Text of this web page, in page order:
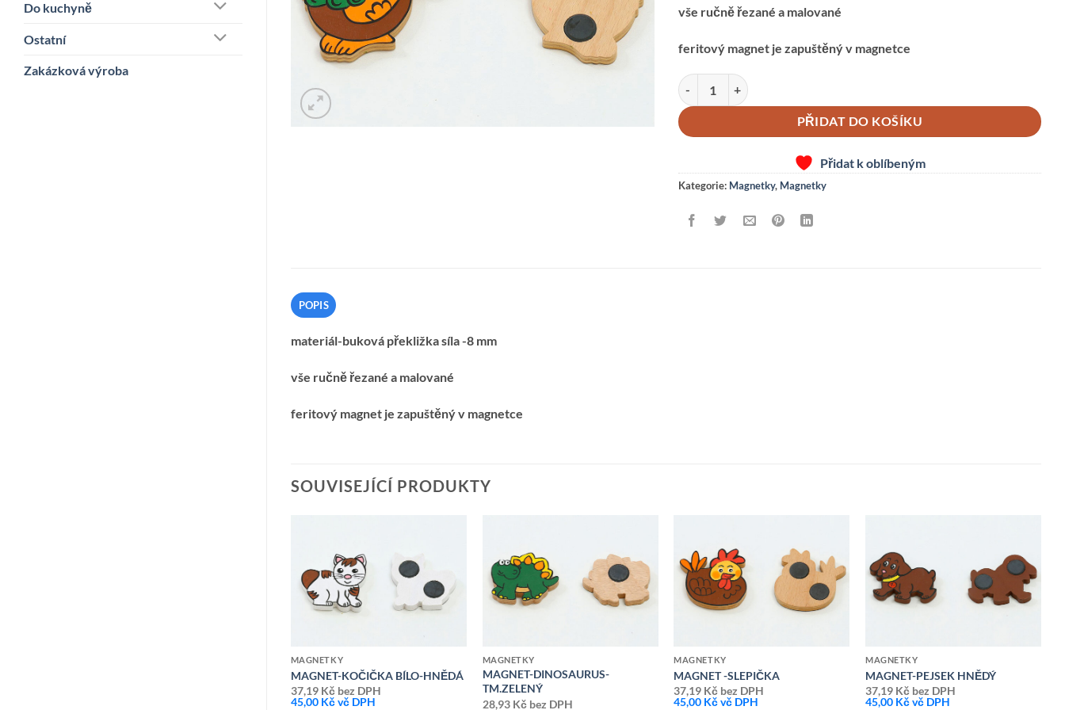
Do kuchyně
Ostatní
Zakázková výroba
vše ručně řezané a malované
feritový magnet je zapuštěný v magnetce
MAGNET -KOHOUT množství
PŘIDAT DO KOŠÍKU
Přidat k oblíbeným
Kategorie: Magnetky, Magnetky
POPIS
materiál-buková překližka síla -8 mm
vše ručně řezané a malované
feritový magnet je zapuštěný v magnetce
SOUVISEJÍCÍ PRODUKTY
oblíbeným
MAGNETKY
MAGNET-KOČIČKA BÍLO-HNĚDÁ
37,19 Kčbez DPH
45,00 Kčvč DPH
Přidat k
oblíbeným
MAGNETKY
MAGNET-DINOSAURUS-
TM.ZELENÝ
28,93 Kčbez DPH
Přidat k
oblíbeným
MAGNETKY
MAGNET -SLEPIČKA
37,19 Kč bez DPH
45,00 Kčvč DPH
Přidat k
oblíbeným
MAGNETKY
MAGNET-PEJSEK HNĚDÝ
37,19 Kč bez DPH
45,00 Kčvč DPH